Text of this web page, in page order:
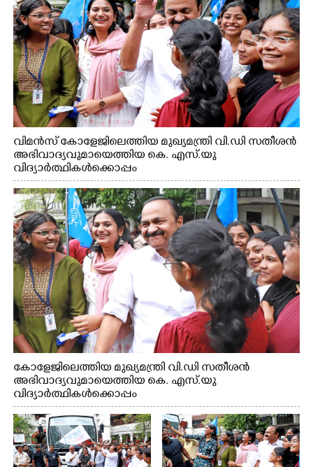
വിമൻസ് കോളേജിലെത്തിയ മുഖ്യമന്ത്രി വി.ഡി സതീശൻ
അഭിവാദ്യവുമായെത്തിയ കെ. എസ്.യു
വിദ്യാർത്ഥികൾക്കൊപ്പം
കോളേജിലെത്തിയ മുഖ്യമന്ത്രി വി.ഡി സതീശൻ
അഭിവാദ്യവുമായെത്തിയ കെ. എസ്.യു
വിദ്യാർത്ഥികൾക്കൊപ്പം